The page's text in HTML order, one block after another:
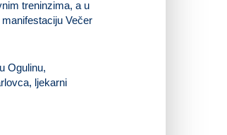
treninzima, a u
Večer
Ogulinu,
ljekarni